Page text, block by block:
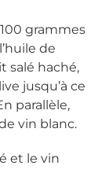
grammes
de
salé haché,
jusqu’à ce
parallèle,
vin blanc.
et le vin